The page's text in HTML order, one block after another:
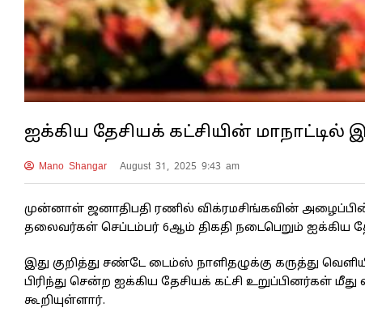
ஐக்கிய தேசியக் கட்சியின்
Mano Shangar August 31, 2025 9:43 am
முன்னாள் ஜனாதிபதி ரணில் விக்ரமசிங்கவின்
தலைவர்கள் செப்டம்பர் 6ஆம் திகதி நடைபெறும் ஐக்கிய
இது குறித்து சண்டே டைம்ஸ் நாளிதழுக்கு கருத்து
பிரிந்து சென்ற ஐக்கிய தேசியக் கட்சி உறுப்பினர்கள்
கூறியுள்ளார்.